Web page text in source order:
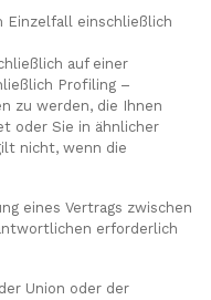
Einzelfall einschließlich
auf einer
Profiling –
zu werden, die Ihnen
oder Sie in ähnlicher
nicht, wenn die
eines Vertrags zwischen
erforderlich
Union oder der